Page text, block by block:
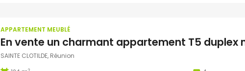
APPARTEMENT MEUBLÉ
SAINTE CLOTILDE, Réunion